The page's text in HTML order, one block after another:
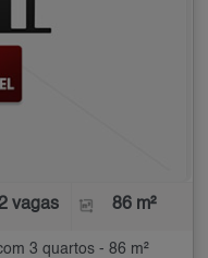
vagas 86 m²
3 quartos - 86 m²